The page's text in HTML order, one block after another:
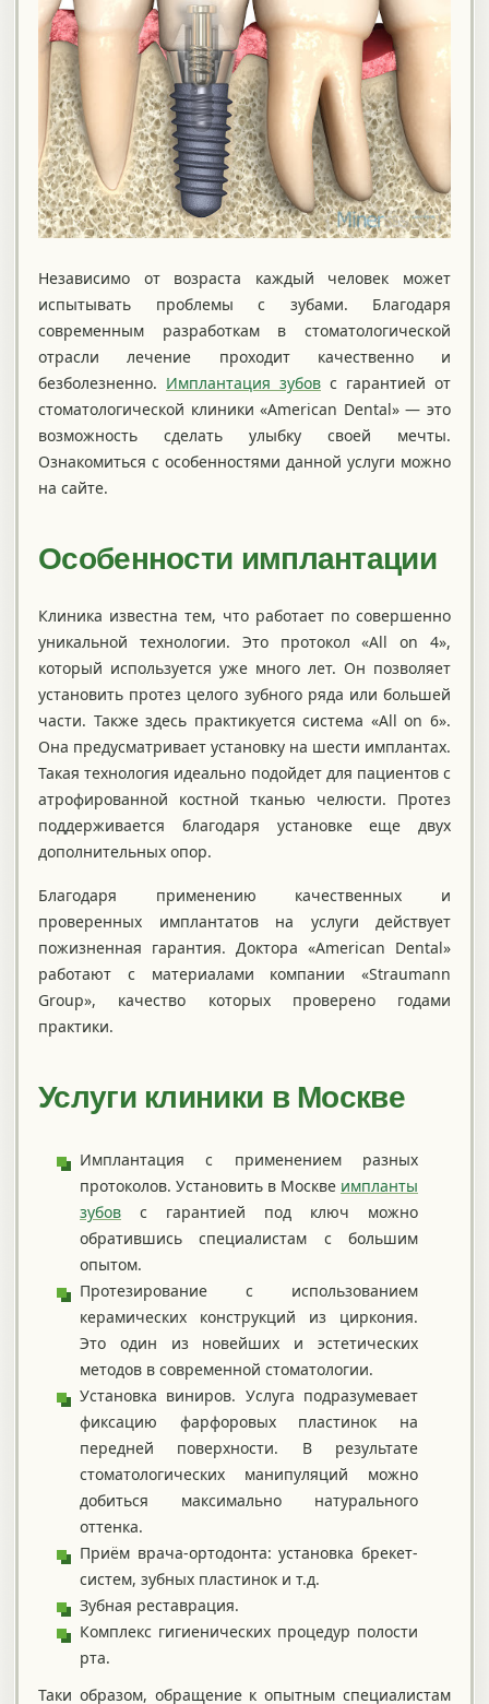
Независимо от возраста каждый человек может
испытывать проблемы с зубами. Благодаря
современным разработкам в стоматологической
отрасли лечение проходит качественно и
безболезненно. Имплантация зубов с гарантией от
стоматологической клиники «American Dental» — это
возможность сделать улыбку своей мечты.
Ознакомиться с особенностями данной услуги можно
на сайте.
Особенности имплантации
Клиника известна тем, что работает по совершенно
уникальной технологии. Это протокол «All on 4»,
который используется уже много лет. Он позволяет
установить протез целого зубного ряда или большей
части. Также здесь практикуется система «All on 6».
Она предусматривает установку на шести имплантах.
Такая технология идеально подойдет для пациентов с
атрофированной костной тканью челюсти. Протез
поддерживается благодаря установке еще двух
дополнительных опор.
Благодаря применению качественных и
проверенных имплантатов на услуги действует
пожизненная гарантия. Доктора «American Dental»
работают с материалами компании «Straumann
Group», качество которых проверено годами
практики.
Услуги клиники в Москве
Имплантация с применением разных
протоколов. Установить в Москве импланты
зубов с гарантией под ключ можно
обратившись специалистам с большим
опытом.
Протезирование с использованием
керамических конструкций из циркония.
Это один из новейших и эстетических
методов в современной стоматологии.
Установка виниров. Услуга подразумевает
фиксацию фарфоровых пластинок на
передней поверхности. В результате
стоматологических манипуляций можно
добиться максимально натурального
оттенка.
Приём врача-ортодонта: установка брекет-
систем, зубных пластинок и т.д.
Зубная реставрация.
Комплекс гигиенических процедур полости
рта.
Таки образом, обращение к опытным специалистам